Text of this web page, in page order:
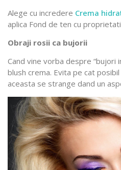
Alege cu incredere Crema
aplica Fond de ten cu
Obraji rosii ca bujorii
Cand vine vorba despre “bujori
blush crema. Evita pe cat
aceasta se strange dand un